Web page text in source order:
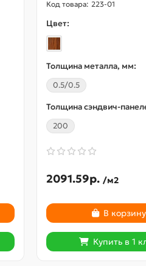
223-01
Цвет:
Толщина металла, мм:
0.5/0.5
Толщина сэндвич-
200
2091.59р. /м2
В корзину
Купить в 1